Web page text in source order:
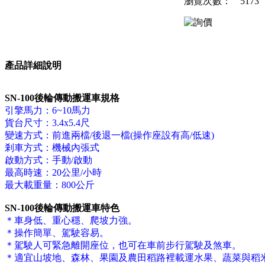
產品詳細說明
SN-100後輪傳動搬運車規格
引擎馬力：6~10馬力
貨台尺寸：3.4x5.4尺
變速方式：前進兩檔/後退一檔(操作座設有高/低速)
剎車方式：機械內張式
啟動方式：手動/啟動
最高時速：20公里/小時
最大載重量：800公斤
SN-100後輪傳動搬運車特色
＊車身低、重心穩、爬坡力強。
＊操作簡單、駕駛容易。
＊駕駛人可緊急離開座位，也可在車前步行駕駛及煞車。
＊適宜山坡地、森林、果園及農田稻路裡載運水果、蔬菜與稻